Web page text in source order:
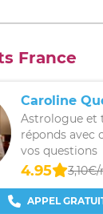
France
Astrologue et
réponds avec
vos questions
4.95
APPEL